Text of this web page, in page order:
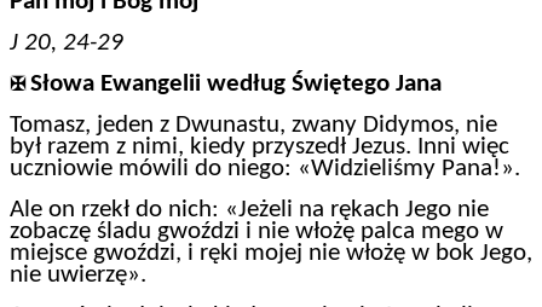
J 20, 24-29
✠ Słowa Ewangelii według Świętego Jana
Tomasz, jeden z Dwunastu, zwany Didymos, nie
był razem z nimi, kiedy przyszedł Jezus. Inni więc
uczniowie mówili do niego: «Widzieliśmy Pana!».
Ale on rzekł do nich: «Jeżeli na rękach Jego nie
zobaczę śladu gwoździ i nie włożę palca mego w
miejsce gwoździ, i ręki mojej nie włożę w bok Jego,
nie uwierzę».